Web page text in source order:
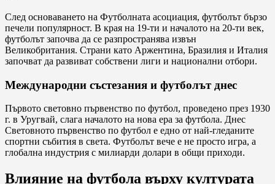
След основаването на Футболната асоциация, футболът бързо
печели популярност. В края на 19-ти и началото на 20-ти век,
футболът започва да се разпространява извън
Великобритания. Страни като Аржентина, Бразилия и Италия
започват да развиват собствени лиги и национални отбори.
Международни състезания и футболът днес
Първото световно първенство по футбол, проведено през 1930
г. в Уругвай, слага началото на нова ера за футбола. Днес
Световното първенство по футбол е едно от най-гледаните
спортни събития в света. Футболът вече е не просто игра, а
глобална индустрия с милиарди долари в общи приходи.
Влияние на футбола върху културата